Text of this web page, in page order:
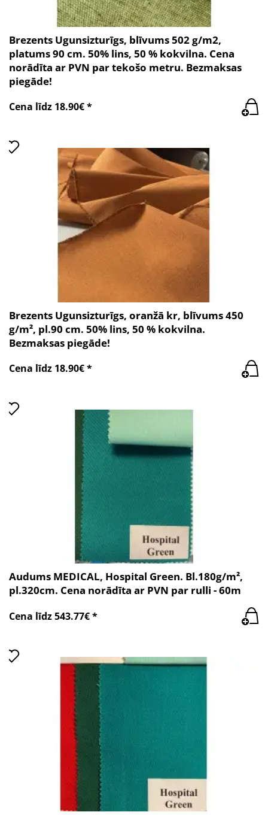
Brezents Ugunsizturīgs, blīvums 502 g/m2,
platums 90 cm. 50% lins, 50 % kokvilna. Cena
norādīta ar PVN par tekošo metru. Bezmaksas
piegāde!
Cena līdz 18.90€ *
Brezents Ugunsizturīgs, oranžā kr, blīvums 450
g/m², pl.90 cm. 50% lins, 50 % kokvilna.
Bezmaksas piegāde!
Cena līdz 18.90€ *
Audums MEDICAL, Hospital Green. Bl.180g/m²,
pl.320cm. Cena norādīta ar PVN par rulli - 60m
Cena līdz 543.77€ *